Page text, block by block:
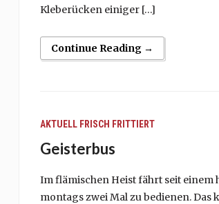
Kleberücken einiger […]
Continue Reading →
AKTUELL FRISCH FRITTIERT
Geisterbus
Im flämischen Heist fährt seit einem
montags zwei Mal zu bedienen. Das